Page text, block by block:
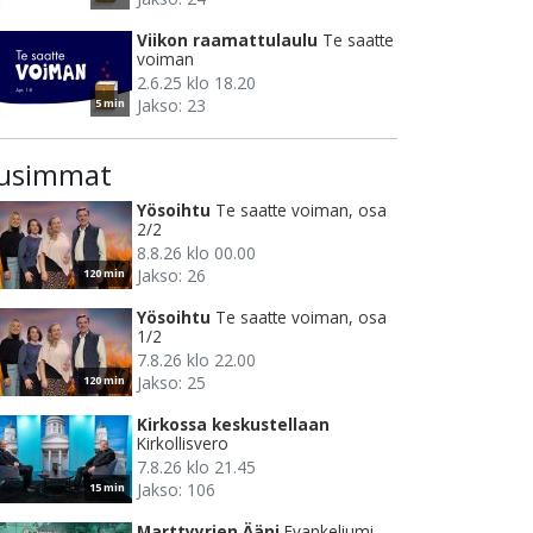
5 min
Viikon raamattulaulu Te saatte
voiman
2.6.25 klo 18.20
Jakso: 23
120 min
Yösoihtu Te saatte voiman, osa
2/2
8.8.26 klo 00.00
Jakso: 26
120 min
Yösoihtu Te saatte voiman, osa
1/2
7.8.26 klo 22.00
Jakso: 25
15 min
Kirkossa keskustellaan
Kirkollisvero
7.8.26 klo 21.45
Jakso: 106